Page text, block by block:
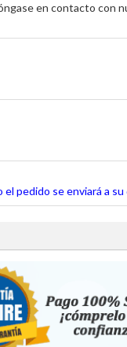
en contacto con
pedido se enviará a